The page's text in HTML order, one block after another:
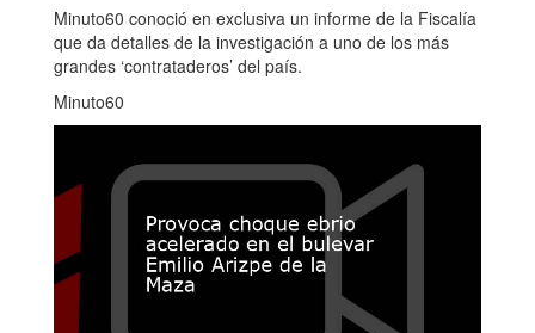
Minuto60 conoció en exclusiva un informe de la Fiscalía
que da detalles de la investigación a uno de los más
grandes ‘contrataderos’ del país.
Minuto60